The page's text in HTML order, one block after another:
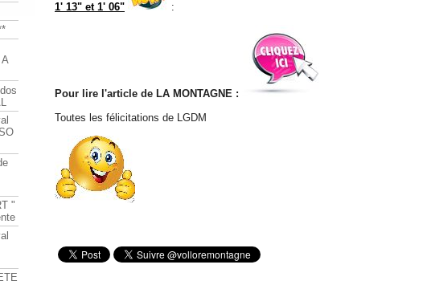
1' 13" et 1' 06" :
Pour lire l'article de LA MONTAGNE :
Toutes les félicitations de LGDM
"